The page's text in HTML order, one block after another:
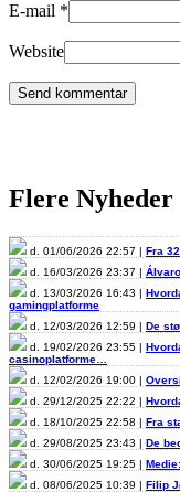
E-mail *
Website
Flere Nyheder
d. 01/06/2026 22:57 | Fra
d. 16/03/2026 23:37 |
d. 13/03/2026 16:43 |
gamingplatforme
d. 12/03/2026 12:59 | De
d. 19/02/2026 23:55 |
casinoplatforme…
d. 12/02/2026 19:00 |
d. 29/12/2025 22:22 |
d. 18/10/2025 22:58 | Fra
d. 29/08/2025 23:43 | De
d. 30/06/2025 19:25 |
d. 08/06/2025 10:39 | Filip